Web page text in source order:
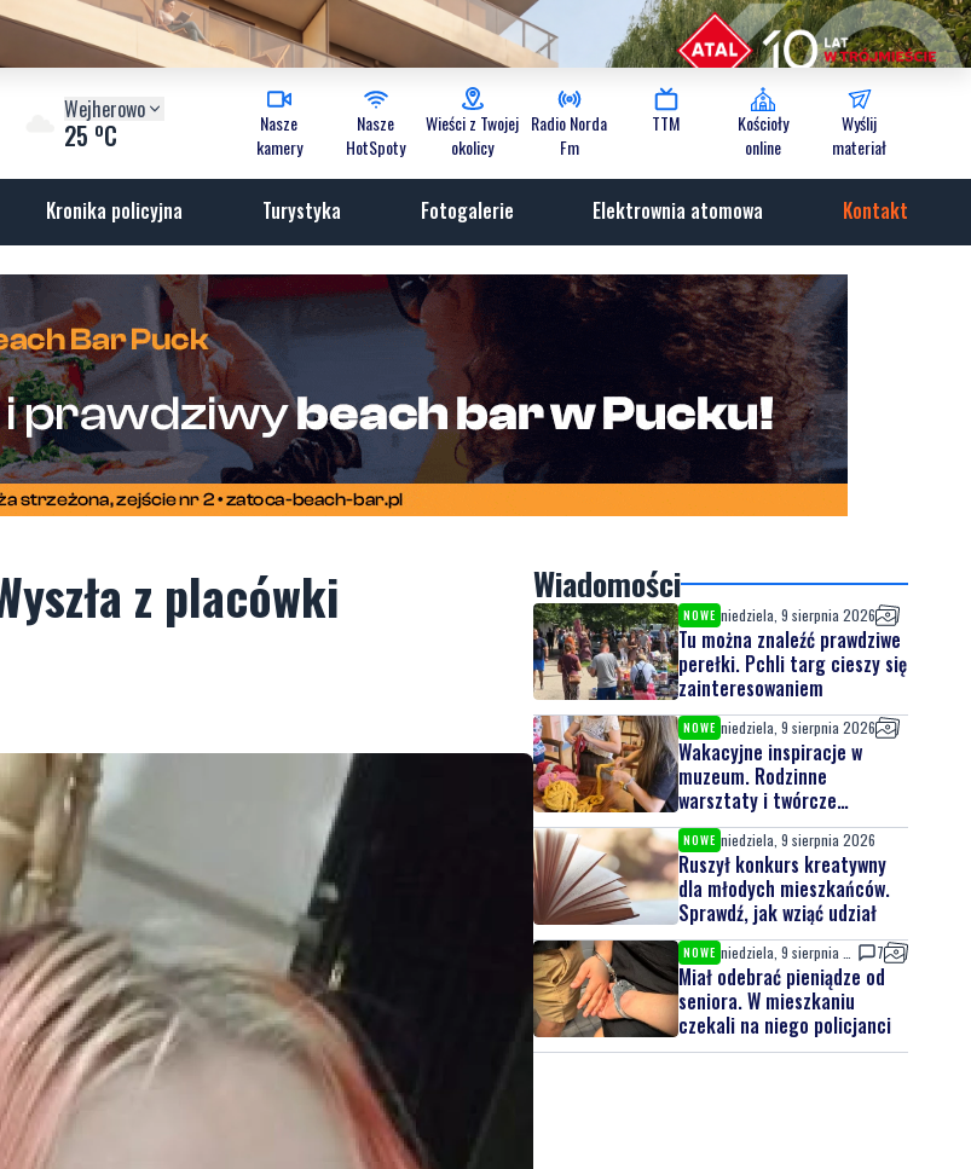
Wejherowo
25 oC
Nasze
kamery
Nasze
HotSpoty
Wieści z Twojej
okolicy
Radio Norda
Fm
TTM
Kościoły
online
Wyślij
materiał
Kronika policyjna Turystyka Fotogalerie Elektrownia atomowa Kontakt
z placówki
Wiadomości
NOWE niedziela, 9 sierpnia 2026
Tu można znaleźć prawdziwe
perełki. Pchli targ cieszy się
zainteresowaniem
NOWE niedziela, 9 sierpnia 2026
Wakacyjne inspiracje w
muzeum. Rodzinne
warsztaty i twórcze
spotkania
NOWE niedziela, 9 sierpnia 2026
Ruszył konkurs kreatywny
dla młodych mieszkańców.
Sprawdź, jak wziąć udział
NOWE 7
Miał odebrać pieniądze od
seniora. W mieszkaniu
czekali na niego policjanci